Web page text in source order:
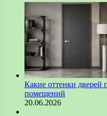
Какие оттенки дверей
помещений
20.06.2026